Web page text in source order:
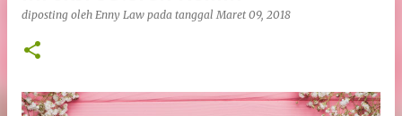
diposting oleh Enny Law pada tanggalMaret 09, 2018